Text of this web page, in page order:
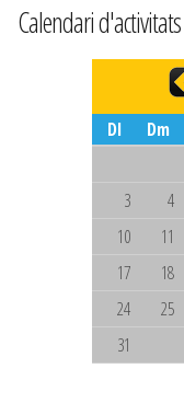
Calendari d'activitats
Dl
Dm
3
4
10
11
17
18
24
25
31